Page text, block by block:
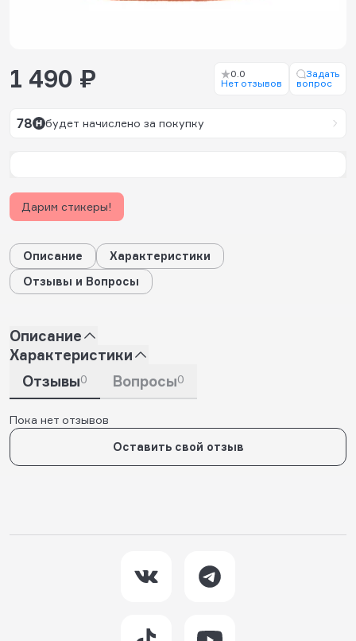
1 490 ₽
0.0
Нет отзывов
Задать
вопрос
78 будет начислено за покупку
Дарим стикеры!
Описание
Характеристики
Отзывы и Вопросы
Описание
Характеристики
Отзывы0 Вопросы0
Пока нет отзывов
Оставить свой отзыв